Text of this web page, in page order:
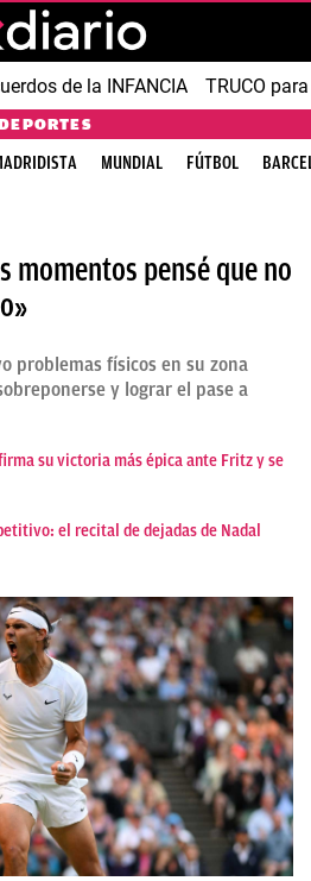
de la INFANCIA TRUCO
MUNDIAL FÚTBOL
momentos pensé que no
problemas físicos en su zona
y lograr el pase a
su victoria más épica ante Fritz y se
el recital de dejadas de Nadal